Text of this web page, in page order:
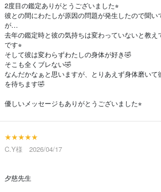
2度目の鑑定ありがとうございました⭐︎
彼との間にわたしが原因の問題が発生したので聞い
が…
去年の鑑定時と彼の気持ちは変わっていないと教
です⭐︎
そして彼は変わらずわたしの身体が好き🤣
そこも全くブレない🤣
なんだかなぁと思いますが、とりあえず身体磨い
を待ちます🤣
優しいメッセージもありがとうございました⭐︎
★★★★★
C.Y様 2026/04/17
夕慈先生